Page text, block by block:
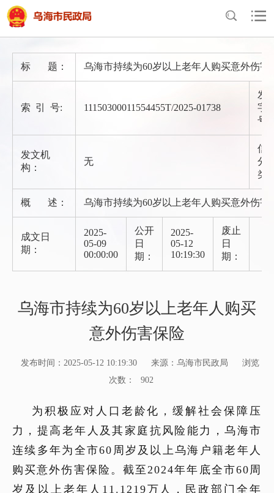
首页
标 题： 乌海市持续为60岁以上老年人购买意外伤害
索 引 号: 11150300011554455T/2025-01738
发
字
号
发文机
构：
无
信
分
类
概 述： 乌海市持续为60岁以上老年人购买意外伤害
成文日
期：
2025-
05-09
00:00:00
公开
日
期：
2025-
05-12
10:19:30
废止
日
期：
乌海市持续为60岁以上老年人购买
意外伤害保险
发布时间：2025-05-12 10:19:30 来源：乌海市民政局
浏览
次数：
902
为积极应对人口老龄化，缓解社会保障压
力，提高老年人及其家庭抗风险能力，乌海市
连续 多 年为全市60 周岁及以上乌海户籍老年人
购买意外伤害保险。截至2024年年底全市60 周
岁及以上老年人 11.1219万人，民政部门全年